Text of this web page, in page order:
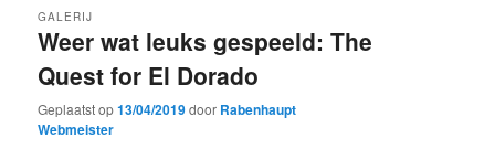
Weer wat leuks gespeeld: The
Quest for El Dorado
GALERIJ
Geplaatst op13/04/2019door Rabenhaupt
Webmeister